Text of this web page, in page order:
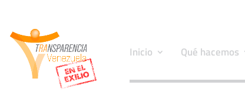
Inicio Qué hacemos